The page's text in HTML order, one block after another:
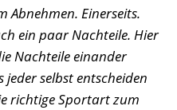
Abnehmen. Einerseits.
ein paar Nachteile. Hier
Nachteile einander
jeder selbst entscheiden
richtige Sportart zum